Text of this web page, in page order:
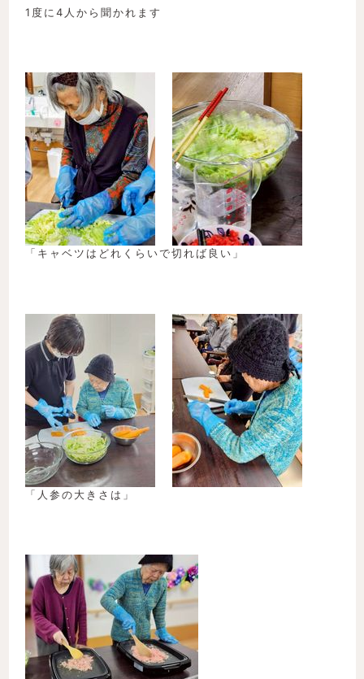
1度に4人から聞かれます
「キャベツはどれくらいで切れば良い」
「人参の大きさは」